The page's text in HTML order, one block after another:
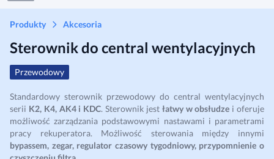
Produkty Akcesoria
Sterownik do central wentylacyjnych
Przewodowy
Standardowy sterownik przewodowy do central wentylacyjnych
serii K2, K4, AK4 i KDC. Sterownik jest łatwy w obsłudze i oferuje
możliwość zarządzania podstawowymi nastawami i parametrami
pracy rekuperatora. Możliwość sterowania między innymi
bypassem, zegar, regulator czasowy tygodniowy, przypomnienie o